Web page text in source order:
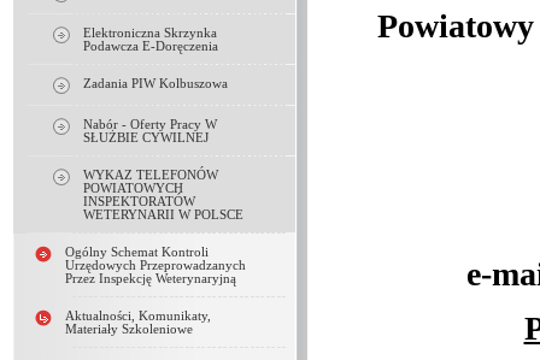
Elektroniczna Skrzynka
Podawcza E-Doręczenia
Zadania PIW Kolbuszowa
Nabór - Oferty Pracy W
SŁUŻBIE CYWILNEJ
WYKAZ TELEFONÓW
POWIATOWYCH
INSPEKTORATÓW
WETERYNARII W POLSCE
Ogólny Schemat Kontroli
Urzędowych Przeprowadzanych
Przez Inspekcję Weterynaryjną
Aktualności, Komunikaty,
Materiały Szkoleniowe
e-